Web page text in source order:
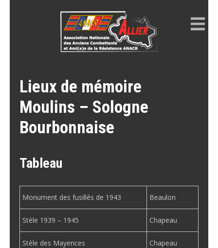
Lieux de mémoire
Moulins – Sologne
Bourbonnaise
Tableau
Monument des fusillés de 1943 Beaulon
Stèle 1939 – 1945 Chapeau
Stèle des Mayences Chapeau